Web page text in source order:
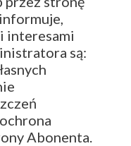
interesami
są:
Abonenta.